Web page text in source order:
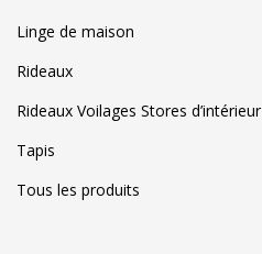
Linge de maison
Rideaux
Rideaux Voilages Stores d’intérieur
Tapis
Tous les produits